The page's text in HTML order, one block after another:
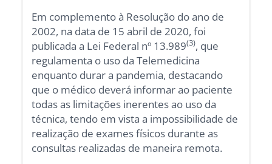
Em complemento à Resolução do ano de
2002, na data de 15 abril de 2020, foi
publicada a Lei Federal nº 13.989(3), que
regulamenta o uso da Telemedicina
enquanto durar a pandemia, destacando
que o médico deverá informar ao paciente
todas as limitações inerentes ao uso da
técnica, tendo em vista a impossibilidade de
realização de exames físicos durante as
consultas realizadas de maneira remota.